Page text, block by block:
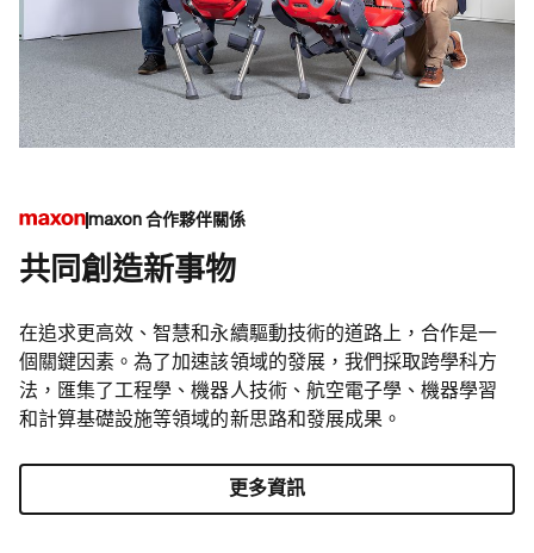
maxon 合作夥伴關係
共同創造新事物
在追求更高效、智慧和永續驅動技術的道路上，合作是一
個關鍵因素。為了加速該領域的發展，我們採取跨學科方
法，匯集了工程學、機器人技術、航空電子學、機器學習
和計算基礎設施等領域的新思路和發展成果。
更多資訊